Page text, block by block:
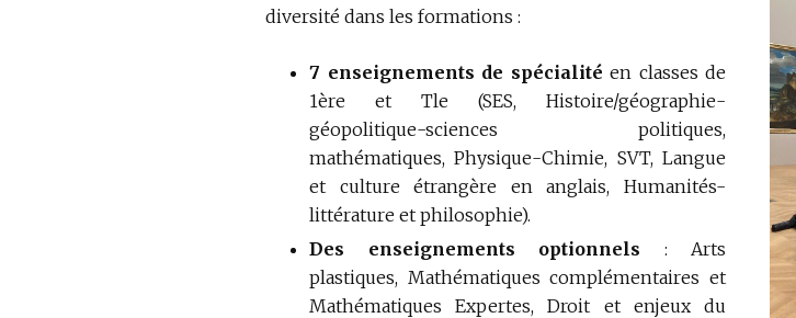
diversité dans les formations :
7 enseignements de spécialité en classes de
1ère et Tle (SES, Histoire/géographie-
géopolitique-sciences politiques,
mathématiques, Physique-Chimie, SVT, Langue
et culture étrangère en anglais, Humanités-
littérature et philosophie).
Des enseignements optionnels : Arts
plastiques, Mathématiques complémentaires et
Mathématiques Expertes, Droit et enjeux du